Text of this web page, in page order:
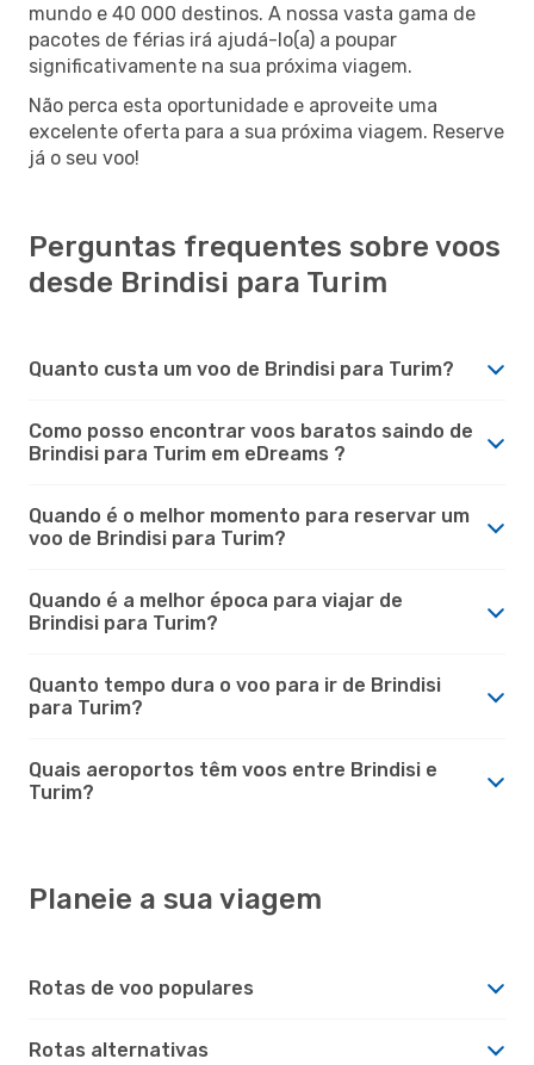
mundo e 40 000 destinos. A nossa vasta gama de
pacotes de férias irá ajudá-lo(a) a poupar
significativamente na sua próxima viagem.
Não perca esta oportunidade e aproveite uma
excelente oferta para a sua próxima viagem. Reserve
já o seu voo!
Perguntas frequentes sobre voos
desde Brindisi para Turim
Quanto custa um voo de Brindisi para Turim?
Como posso encontrar voos baratos saindo de
Brindisi para Turim em eDreams ?
Quando é o melhor momento para reservar um
voo de Brindisi para Turim?
Quando é a melhor época para viajar de
Brindisi para Turim?
Quanto tempo dura o voo para ir de Brindisi
para Turim?
Quais aeroportos têm voos entre Brindisi e
Turim?
Planeie a sua viagem
Rotas de voo populares
Rotas alternativas